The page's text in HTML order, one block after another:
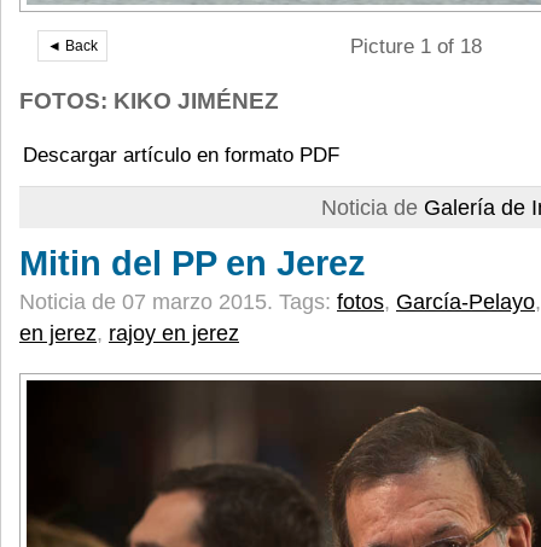
◄ Back Picture 1 of 18
FOTOS: KIKO JIMÉNEZ
Descargar artículo en formato PDF
Noticia de Galería de
Mitin del PP en Jerez
Noticia de 07 marzo 2015. Tags: fotos, García-Pelayo
en jerez, rajoy en jerez